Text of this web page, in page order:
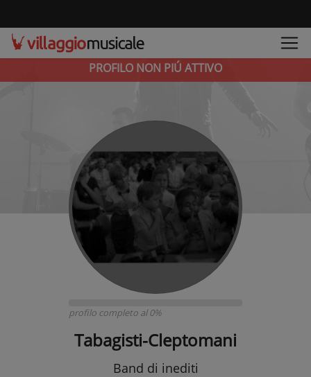
PROFILO NON PIÚ ATTIVO
profilo completo al 0%
Tabagisti-Cleptomani
Band di inediti